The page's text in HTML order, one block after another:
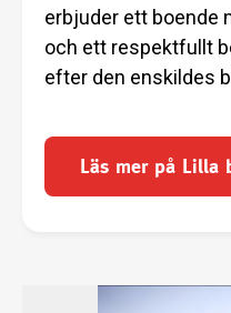
erbjuder ett boende
och ett respektfullt
efter den enskildes
Läs mer på Lilla